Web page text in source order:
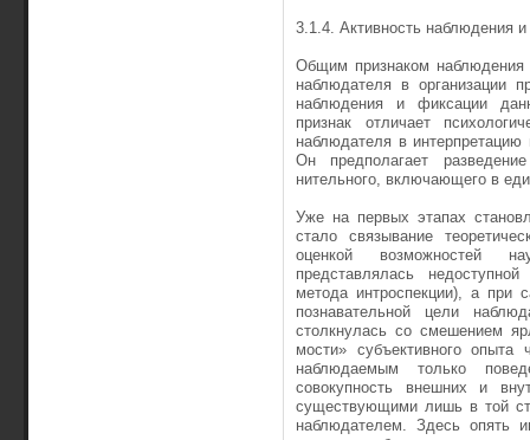
3.1.4. Активность наблюдения
Общим признаком наблюдения
наблюдателя в организации
наблюдения и фиксации
признак отличает
наблюдателя в
Он предполагает
нительного, включающего в
Уже на первых этапах
стало связывание
оценкой возможностей
представлялась
метода интроспекции), а при
познавательной цели
столкнулась со смешением
мости» субъективного опыта
наблюдаемым только
совокупность внешних и
существующими лишь в той
наблюдателем. Здесь опять